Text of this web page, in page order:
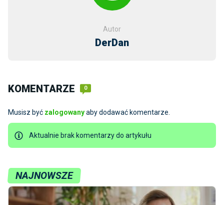
Autor
DerDan
KOMENTARZE 0
Musisz być zalogowanyaby dodawać komentarze.
Aktualnie brak komentarzy do artykułu
NAJNOWSZE